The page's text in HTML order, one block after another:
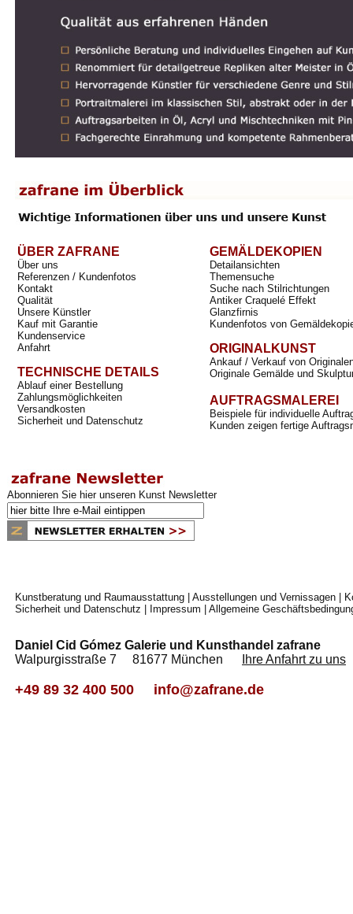
ÜBER ZAFRANE
Über uns
Referenzen / Kundenfotos
Kontakt
Qualität
Unsere Künstler
Kauf mit Garantie
Kundenservice
Anfahrt
TECHNISCHE DETAILS
Ablauf einer Bestellung
Zahlungsmöglichkeiten
Versandkosten
Sicherheit und Datenschutz
GEMÄLDEKOPIEN
Detailansichten
Themensuche
Suche nach Stilrichtungen
Antiker Craquelé Effekt
Glanzfirnis
Kundenfotos von
ORIGINALKUNST
Ankauf / Verkauf von
Originale Gemälde und
AUFTRAGSMALEREI
Beispiele für individuelle
Kunden zeigen fertige
Abonnieren Sie hier unseren Kunst Newsletter
Kunstberatung und Raumausstattung Ausstellungen und Vernissagen
Sicherheit und Datenschutz
Impressum Allgemeine
Daniel Cid Gómez Galerie und Kunsthandel zafrane
Walpurgisstraße 7 81677 München
Ihre Anfahrt zu uns
+49 89 32 400 500 info@zafrane.de